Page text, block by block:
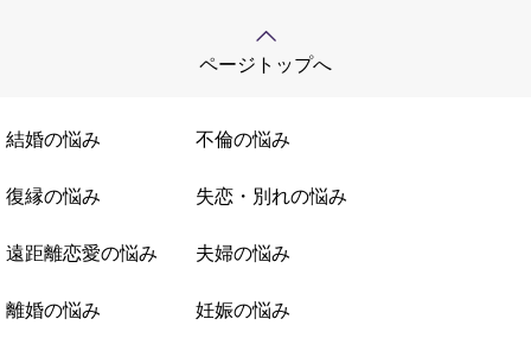
ページトップへ
結婚の悩み 不倫の悩み
復縁の悩み 失恋・別れの悩み
遠距離恋愛の悩み 夫婦の悩み
離婚の悩み 妊娠の悩み